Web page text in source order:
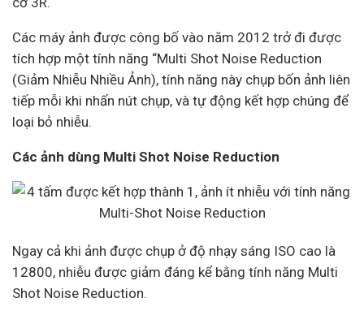
Các máy ảnh được công bố vào năm 2012 trở đi được
tích hợp một tính năng “Multi Shot Noise Reduction
(Giảm Nhiễu Nhiều Ảnh), tính năng này chụp bốn ảnh liên
tiếp mỗi khi nhấn nút chụp, và tự động kết hợp chúng để
loại bỏ nhiễu.
Các ảnh dùng Multi Shot Noise Reduction
Ngay cả khi ảnh được chụp ở độ nhạy sáng ISO cao là
12800, nhiễu được giảm đáng kể bằng tính năng Multi
Shot Noise Reduction.